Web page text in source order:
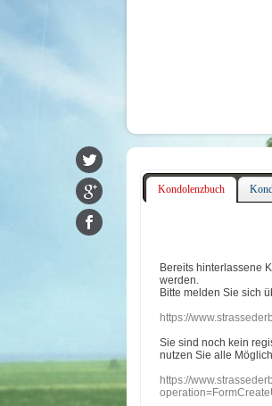
Kondolenzbuch
Bereits hinterlassene
werden.
Bitte melden Sie sich
https://
Sie sind noch kein
nutzen Sie alle
https://